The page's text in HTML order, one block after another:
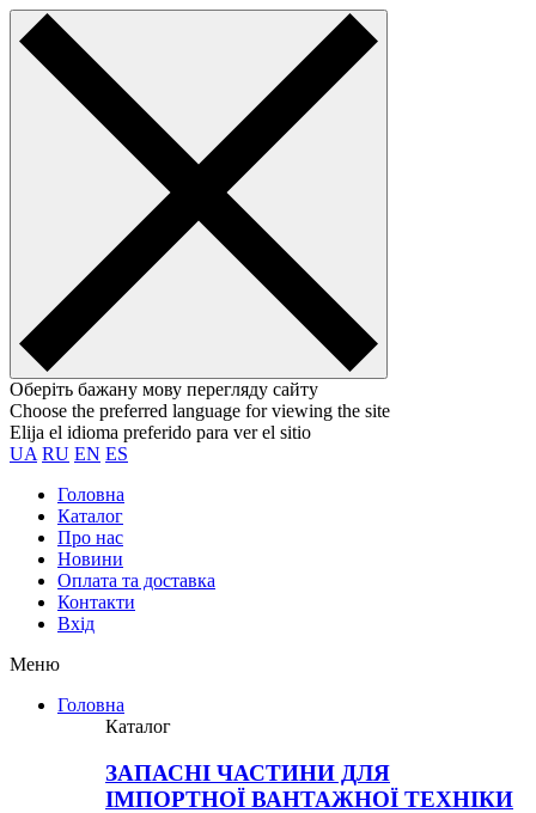
Оберіть бажану мову перегляду сайту
Choose the preferred language for viewing the site
Elija el idioma preferido para ver el sitio
UA RU EN ES
Головна
Каталог
Про нас
Новини
Оплата та доставка
Контакти
Вхiд
Меню
Головна
Каталог
ЗАПАСНІ ЧАСТИНИ ДЛЯ
ІМПОРТНОЇ ВАНТАЖНОЇ ТЕХНІКИ